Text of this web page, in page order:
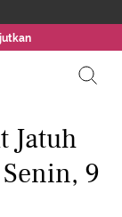
Jatuh
9